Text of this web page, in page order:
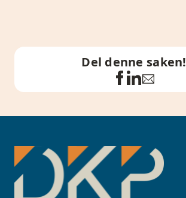
Del denne saken!